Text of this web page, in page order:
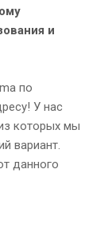
и
по
У нас
которых мы
вариант.
данного